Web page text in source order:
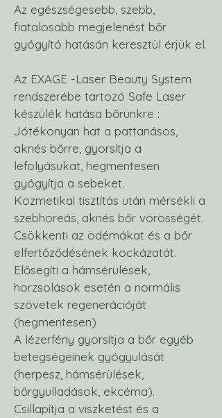
Az egészségesebb, szebb,
fiatalosabb megjelenést bőr
gyógyító hatásán keresztül érjük el.
Az EXAGE -Laser Beauty System
rendszerébe tartozó Safe Laser
készülék hatása bőrünkre :
Jótékonyan hat a pattanásos,
aknés bőrre, gyorsítja a
lefolyásukat, hegmentesen
gyógyítja a sebeket.
Kozmetikai tisztítás után mérsékli a
szebhoreás, aknés bőr vörösségét.
Csökkenti az ödémákat és a bőr
elfertőződésének kockázatát.
Elősegíti a hámsérülések,
horzsolások esetén a normális
szövetek regenerációját
(hegmentesen)
A lézerfény gyorsítja a bőr egyéb
betegségeinek gyógyulását
(herpesz, hámsérülések,
bőrgyulladások, ekcéma).
Csillapítja a viszketést és a